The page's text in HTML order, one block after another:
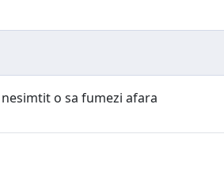
o sa fumezi afara